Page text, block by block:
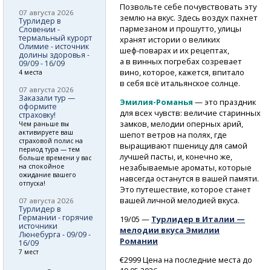
Позвольте себе почувствовать эту
землю на вкус. Здесь воздух пахнет
пармезаном и прошутто, улицы
хранят истории о великих
шеф-поварахи их рецептах,
а в винных погребах созревает
вино, которое, кажется, впитало
в себя всё итальянское солнце.
Эмилия-Романья — это праздник
для всех чувств: величие старинных
замков, мелодии оперных арий,
шепот ветров на полях, где
выращивают пшеницу для самой
лучшей пасты, и, конечно же,
незабываемые ароматы, которые
навсегда останутся в вашей памяти.
Это путешествие, которое станет
вашей личной мелодией вкуса.
19/05 — Турлидер в Италии —
мелодии вкуса Эмилии
Романии
€2999 Цена на последние места до
07 августа 2026
Турлидер в
Словении -
термальный курорт
Олимие - источник
долины здоровья -
09/09 - 16/09
4 места
07 августа 2026
Заказали тур —
оформите
страховку!
Чем раньше вы
активируете ваш
страховой полис на
период тура — тем
больше времени у вас
на спокойное
ожидание вашего
отпуска!
07 августа 2026
Турлидер в
Германии - горячие
источники
Люнебурга - 09/09 -
16/09
7 мест